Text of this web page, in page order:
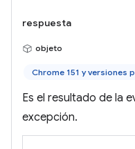
respuesta
objeto
Chrome 151 y versiones
Es el resultado de la
excepción.